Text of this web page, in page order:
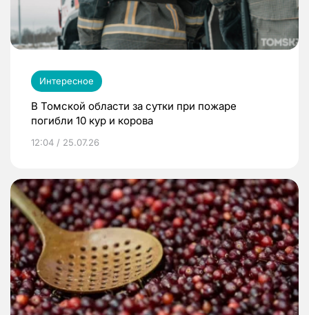
Интересное
В Томской области за сутки при пожаре
погибли 10 кур и корова
12:04 / 25.07.26